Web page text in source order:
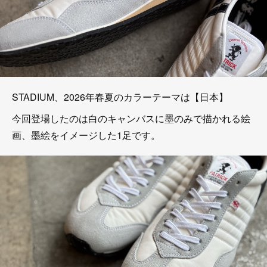
STADIUM、2026年春夏のカラーテーマは【日本】
今回登場したのは白のキャンバスに墨のみで描かれる絵
画、墨絵をイメージした1足です。